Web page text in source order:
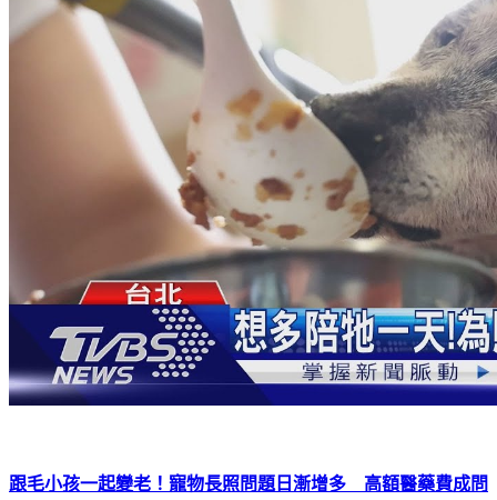
跟毛小孩一起變老！寵物長照問題日漸增多 高額醫藥費成問